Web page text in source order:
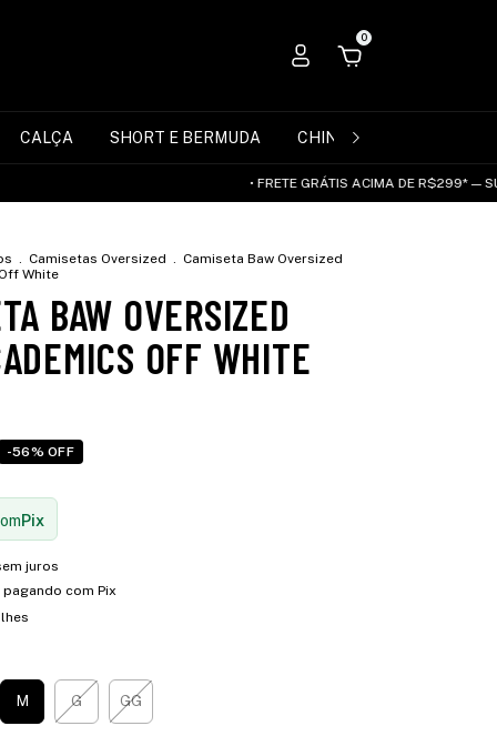
0
CALÇA SHORT E BERMUDA CHINELO
• FRETE GRÁTIS ACIMA DE R$299* — SUDESTE
. Camisetas Oversized . Camiseta Baw Oversized
White
BAW OVERSIZED
OFF WHITE
-56% OFF
Pix
juros
pagando com Pix
M G GG